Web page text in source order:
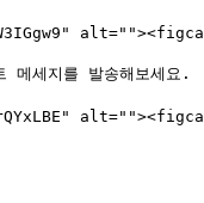
메세지를 발송해보세요.